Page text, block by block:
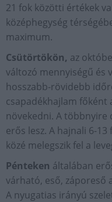
21 fok közötti értékek
középhegység
maximum.
Csütörtökön, az
változó mennyiségű és
hosszabb-rövidebb
csapadékhajlam főként
növekedni. A többnyire
erős lesz. A hajnali 6-
közé melegszik fel a
Pénteken általában
várható, eső, záporeső
A nyugatias irányú